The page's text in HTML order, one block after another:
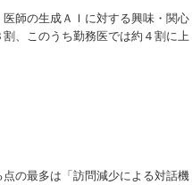
師の生成ＡＩに対する興味・関心
、このうち勤務医では約４割に上
の最多は「訪問減少による対話機